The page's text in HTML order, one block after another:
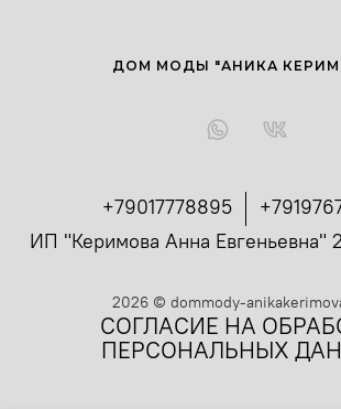
+79017778895
ИП "Керимова Анна Евгеньевна"
ДОМ МОДЫ "АНИКА
2026 © dommody-
СОГЛАСИЕ НА
ПЕРСОНАЛЬНЫХ